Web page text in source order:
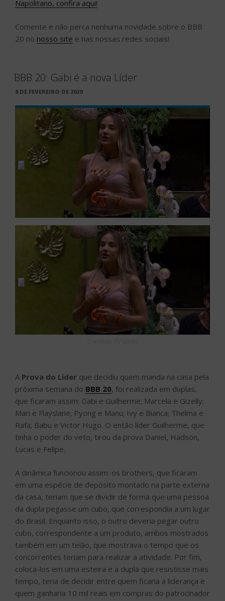
Napolitano, confira aqui!
Comente e não perca nenhuma novidade sobre o BBB
20 no nosso site e nas nossas redes sociais!
BBB 20: Gabi é a nova Líder
PUBLICADO
8 DE FEVEREIRO DE 2020
A Prova do Líder que decidiu quem manda na casa pela
próxima semana do BBB 20, foi realizada em duplas,
que ficaram assim: Gabi e Guilherme; Marcela e Gizelly;
Mari e Flayslane; Pyong e Manu; Ivy e Bianca; Thelma e
Rafa; Babu e Victor Hugo. O então líder Guilherme, que
tinha o poder do veto, tirou da prova Daniel, Hadson,
Lucas e Felipe.
A dinâmica funcionou assim: os brothers, que ficaram
em uma espécie de depósito montado na parte externa
da casa, teriam que se dividir de forma que uma pessoa
da dupla pegasse um cubo, que correspondia a um lugar
do Brasil. Enquanto isso, o outro deveria pegar outro
cubo, correspondente a um produto, ambos mostrados
também em um telão, que mostrava o tempo que os
concorrentes teriam para realizar a atividade. Por fim,
coloca-los em uma esteira e a dupla que resistisse mais
tempo, teria de decidir entre quem ficaria a liderança e
quem ganharia 10 mil reais em compras do patrocinador